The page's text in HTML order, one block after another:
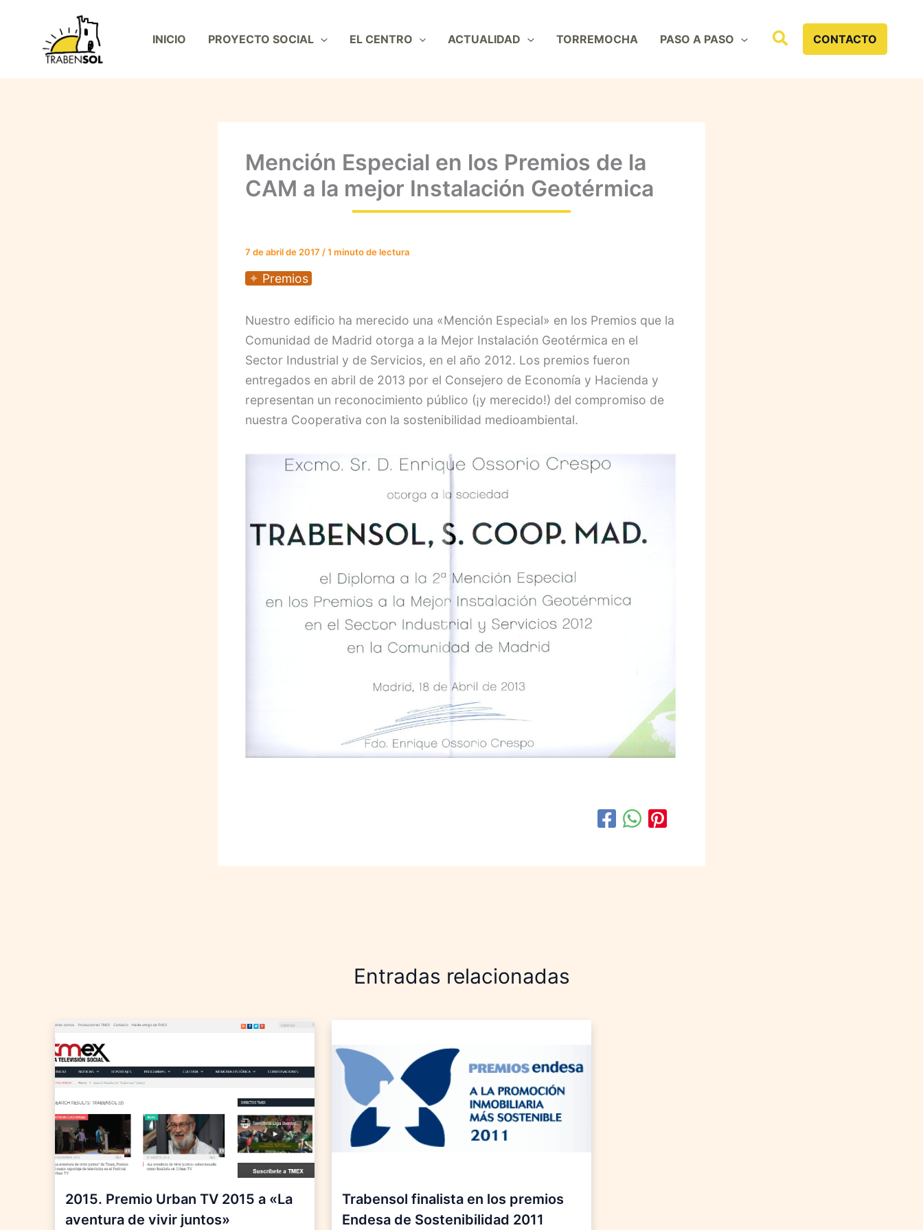
contenido
INICIO PROYECTO SOCIAL EL CENTRO ACTUALIDAD TORREMOCHA PASO A PASO BuscarCONTACTO
Mención Especial en los Premios de la
CAM a la mejor Instalación Geotérmica
7 de abril de 2017 /1 minuto de lectura
Premios
Nuestro edificio ha merecido una «Mención Especial» en los Premios que la
Comunidad de Madrid otorga a la Mejor Instalación Geotérmica en el
Sector Industrial y de Servicios, en el año 2012. Los premios fueron
entregados en abril de 2013 por el Consejero de Economía y Hacienda y
representan un reconocimiento público (¡y merecido!) del compromiso de
nuestra Cooperativa con la sostenibilidad medioambiental.
Entradas relacionadas
2015. Premio Urban TV 2015 a «La
aventura de vivir juntos»
Trabensol finalista en los premios
Endesa de Sostenibilidad 2011